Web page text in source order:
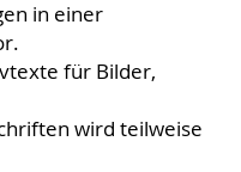
in einer
für Bilder,
wird teilweise